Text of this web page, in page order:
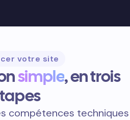
votre site
simple, en trois
compétences techniques